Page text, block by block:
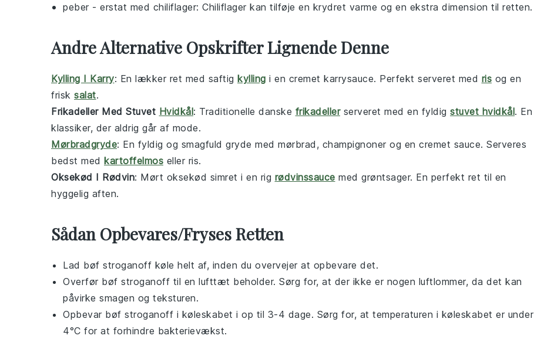
peber - erstat med chiliflager: Chiliflager kan tilføje en krydret varme og en ekstra dimension til retten.
Andre Alternative Opskrifter Lignende Denne
Kylling I Karry: En lækker ret med saftig kylling i en cremet karrysauce. Perfekt serveret med ris og en
frisk salat.
Frikadeller Med Stuvet Hvidkål: Traditionelle danske frikadellerserveret med en fyldig stuvet hvidkål. En
klassiker, der aldrig går af mode.
Mørbradgryde: En fyldig og smagfuld gryde med mørbrad, champignoner og en cremet sauce. Serveres
bedst med kartoffelmos eller ris.
Oksekød I Rødvin: Mørt oksekød simret i en rig rødvinssauce med grøntsager. En perfekt ret til en
hyggelig aften.
Sådan Opbevares/Fryses Retten
Lad bøf stroganoff køle helt af, inden du overvejer at opbevare det.
Overfør bøf stroganoff til en lufttæt beholder. Sørg for, at der ikke er nogen luftlommer, da det kan
påvirke smagen og teksturen.
Opbevar bøf stroganoff i køleskabet i op til 3-4 dage. Sørg for, at temperaturen i køleskabet er under
4°C for at forhindre bakterievækst.